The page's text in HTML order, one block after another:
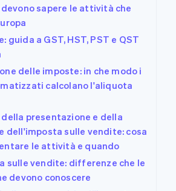
Automazione
della contabilità
Stripe Sigma
Report
personalizzati
Sincronizzazione
dei dati
del denaro
SaaS
Per settore
economy
Gaming
viaggi e
libero
e
gli
abbonamenti
addebiti in
all'utilizzo
da
agenti
del
annuale
con noi
stampa
Press
Recapiti
nostro
devono sapere le attività che
guida a GST, HST, PST e QST
delle imposte: in che modo i
calcolano l'aliquota
presentazione e della
dell'imposta sulle vendite: cosa
le attività e quando
sulle vendite: differenze che le
devono conoscere